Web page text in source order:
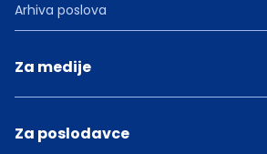
Arhiva poslova
Za medije
Za poslodavce